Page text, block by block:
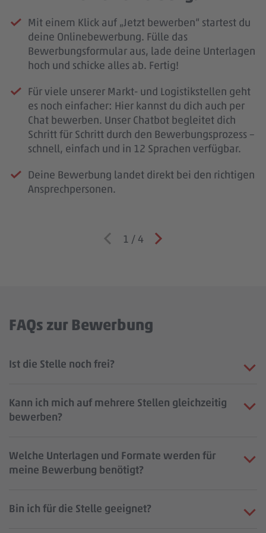
Mit einem Klick auf „Jetzt bewerben“ startest du
deine Onlinebewerbung. Fülle das
Bewerbungsformular aus, lade deine Unterlagen
hoch und schicke alles ab. Fertig!
Für viele unserer Markt- und Logistikstellen geht
es noch einfacher: Hier kannst du dich auch per
Chat bewerben. Unser Chatbot begleitet dich
Schritt für Schritt durch den Bewerbungsprozess –
schnell, einfach und in 12 Sprachen verfügbar.
Deine Bewerbung landet direkt bei den richtigen
Ansprechpersonen.
1 / 4
FAQs zur Bewerbung
Ist die Stelle noch frei?
Kann ich mich auf mehrere Stellen gleichzeitig
bewerben?
Welche Unterlagen und Formate werden für
meine Bewerbung benötigt?
Bin ich für die Stelle geeignet?